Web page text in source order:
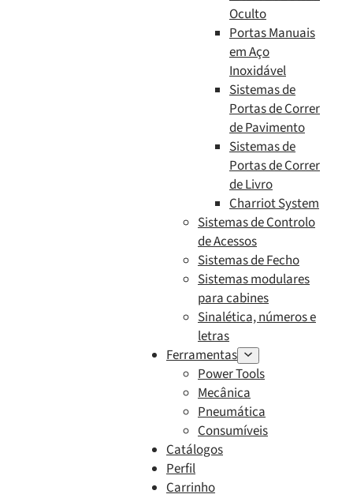
Oculto
Portas Manuais
em Aço
Inoxidável
Sistemas de
Portas de Correr
de Pavimento
Sistemas de
Portas de Correr
de Livro
Charriot System
Sistemas de Controlo
de Acessos
Sistemas de Fecho
Sistemas modulares
para cabines
Sinalética, números e
letras
Ferramentas
Power Tools
Mecânica
Pneumática
Consumíveis
Catálogos
Perfil
Carrinho